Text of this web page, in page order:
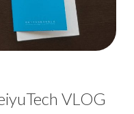
VLOG